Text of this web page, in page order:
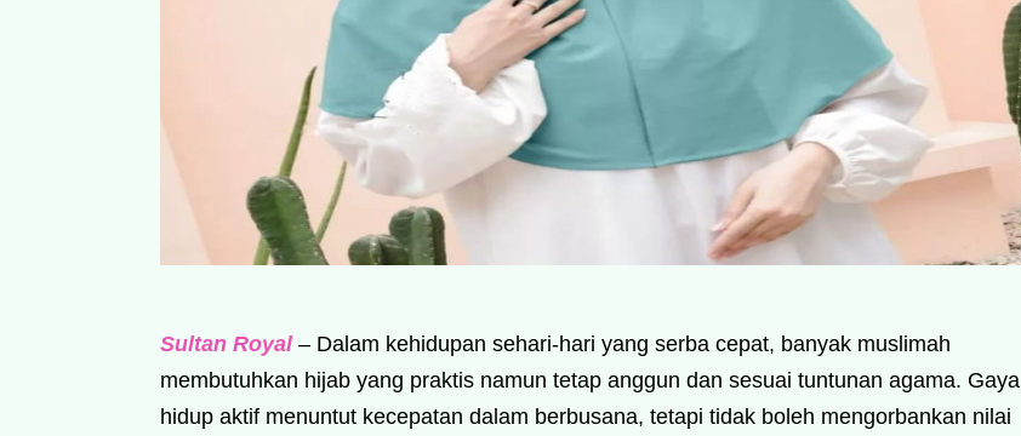
Sultan Royal– Dalam kehidupan sehari-hari yang serba cepat, banyak muslimah
membutuhkan hijab yang praktis namun tetap anggun dan sesuai tuntunan agama. Gaya
hidup aktif menuntut kecepatan dalam berbusana, tetapi tidak boleh mengorbankan nilai